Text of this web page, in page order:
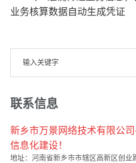
业务核算数据自动生成凭证
联系信息
新乡市万景网络技术有限公
信息化建设！
地址：河南省新乡市市辖区高新区创业